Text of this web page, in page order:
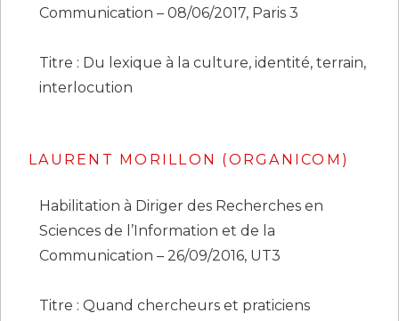
Communication – 08/06/2017, Paris 3
Titre : Du lexique à la culture, identité, terrain,
interlocution
LAURENT MORILLON (ORGANICOM)
Habilitation à Diriger des Recherches en
Sciences de l’Information et de la
Communication – 26/09/2016, UT3
Titre : Quand chercheurs et praticiens